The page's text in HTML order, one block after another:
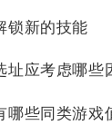
锁新的技能
址应考虑哪些
哪些同类游戏